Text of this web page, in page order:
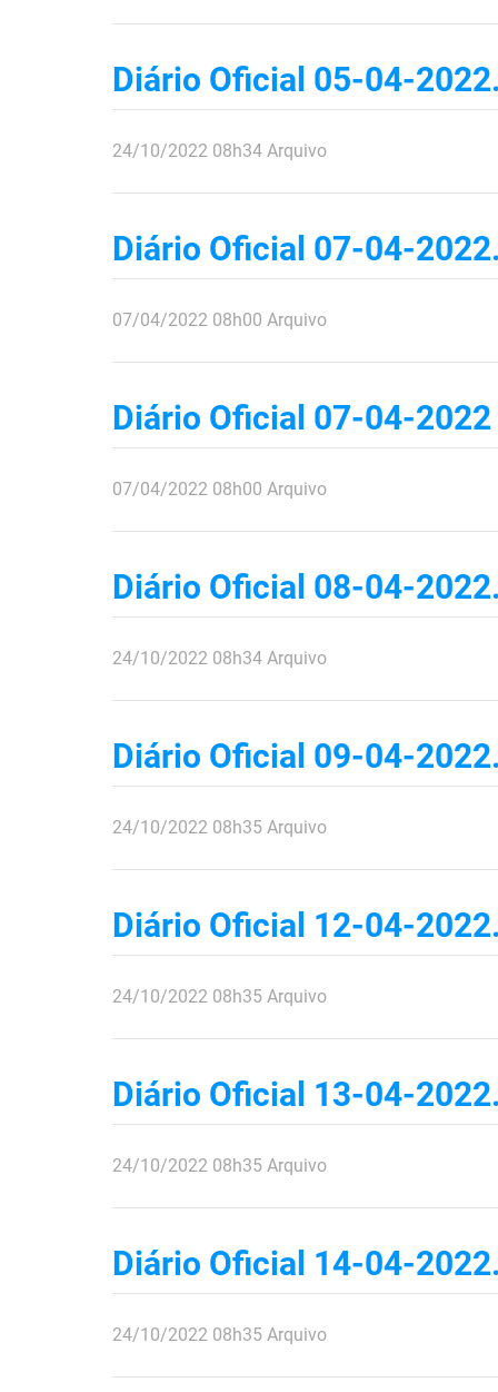
Diário Oficial 05-04-
publicado
24/10/2022 08h34 Arquivo
Diário Oficial 07-04-
publicado
07/04/2022 08h00 Arquivo
Diário Oficial 07-04-2022
publicado
07/04/2022 08h00 Arquivo
Diário Oficial 08-04-
publicado
24/10/2022 08h34 Arquivo
Diário Oficial 09-04-
publicado
24/10/2022 08h35 Arquivo
Diário Oficial 12-04-
publicado
24/10/2022 08h35 Arquivo
Diário Oficial 13-04-
publicado
24/10/2022 08h35 Arquivo
Diário Oficial 14-04-
publicado
24/10/2022 08h35 Arquivo